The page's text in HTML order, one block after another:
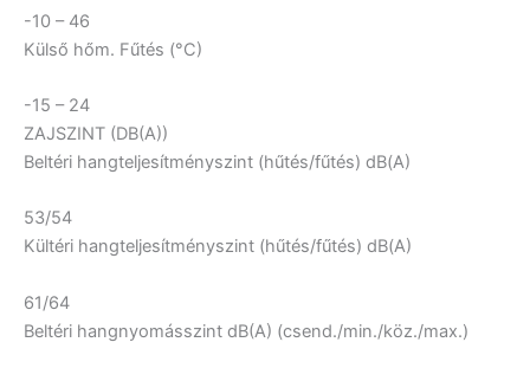
-10 – 46
Külső hőm. Fűtés (°C)
-15 – 24
ZAJSZINT (DB(A))
Beltéri hangteljesítményszint (hűtés/fűtés) dB(A)
53/54
Kültéri hangteljesítményszint (hűtés/fűtés) dB(A)
61/64
Beltéri hangnyomásszint dB(A) (csend./min./köz./max.)